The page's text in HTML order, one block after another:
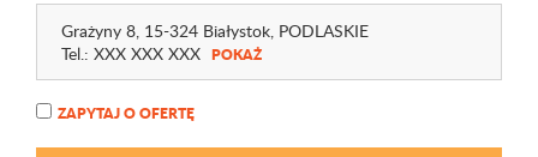
Grażyny 8, 15-324 Białystok, PODLASKIE
Tel.: XXX XXX XXX POKAŻ
ZAPYTAJ O OFERTĘ